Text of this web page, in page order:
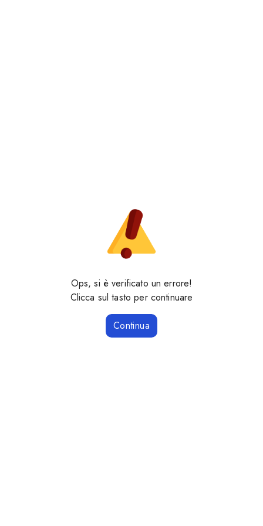
Ops, si è verificato un errore!
Clicca sul tasto per continuare
Continua